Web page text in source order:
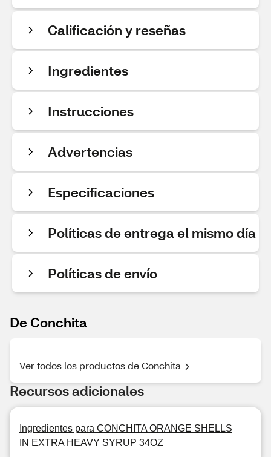
Calificación y reseñas
Ingredientes
Instrucciones
Advertencias
Especificaciones
Políticas de entrega el mismo día
Políticas de envío
De Conchita
Ver todos los productos de Conchita
Recursos adicionales
Ingredientes para CONCHITA ORANGE SHELLS
IN EXTRA HEAVY SYRUP 34OZ